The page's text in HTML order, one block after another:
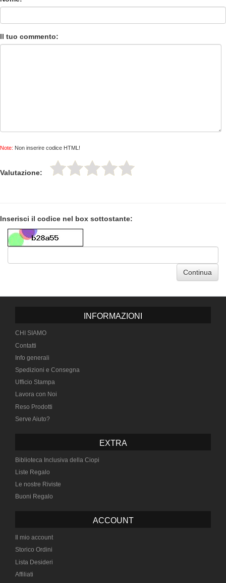
Il tuo commento:
Note: Non inserire codice HTML!
Valutazione:
Inserisci il codice nel box sottostante:
Continua
INFORMAZIONI
CHI SIAMO
Contatti
Info generali
Spedizioni e Consegna
Ufficio Stampa
Lavora con Noi
Reso Prodotti
Serve Aiuto?
EXTRA
Biblioteca Inclusiva della Ciopi
Liste Regalo
Le nostre Riviste
Buoni Regalo
ACCOUNT
Il mio account
Storico Ordini
Lista Desideri
Affiliati